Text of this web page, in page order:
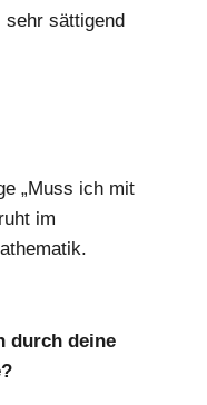
sättigend
„Muss ich mit
im
durch deine